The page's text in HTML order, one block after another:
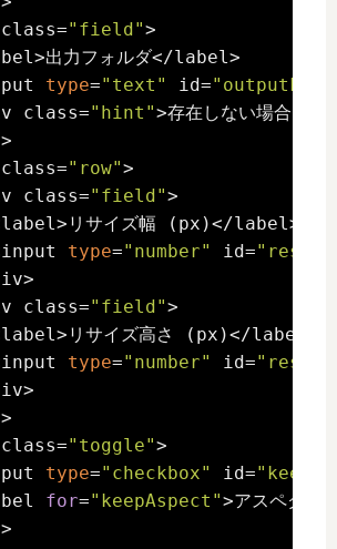
"field">
出力フォルダ</label>
type="text" id=
class=
"hint">存在しない場合は
"row">
class=
"field">
リサイズ幅 (px)</label>
type="number" id=
class=
"field">
リサイズ高さ (px)</label>
type="number" id=
"toggle">
type="checkbox" id=
for="keepAspect">アスペク